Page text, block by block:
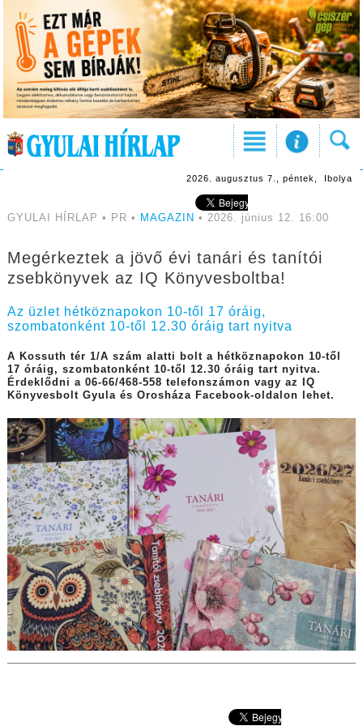
2026. augusztus 7., péntek, Ibolya
GYULAI HÍRLAP • PR • MAGAZIN • 2026. június 12. 16:00
Megérkeztek a jövő évi tanári és tanítói
zsebkönyvek az IQ Könyvesboltba!
Az üzlet hétköznapokon 10-től 17 óráig,
szombatonként 10-től 12.30 óráig tart nyitva
A Kossuth tér 1/A szám alatti bolt a hétköznapokon 10-től
17 óráig, szombatonként 10-től 12.30 óráig tart nyitva.
Érdeklődni a 06-66/468-558 telefonszámon vagy az IQ
Könyvesbolt Gyula és Orosháza Facebook-oldalon lehet.